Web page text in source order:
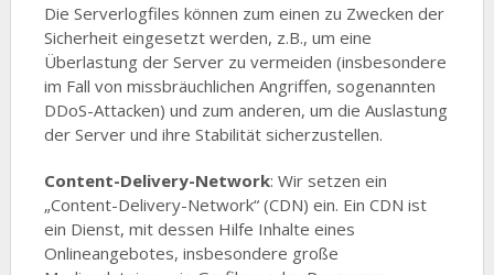
Die Serverlogfiles können zum einen zu Zwecken der
Sicherheit eingesetzt werden, z.B., um eine
Überlastung der Server zu vermeiden (insbesondere
im Fall von missbräuchlichen Angriffen, sogenannten
DDoS-Attacken) und zum anderen, um die Auslastung
der Server und ihre Stabilität sicherzustellen.
Content-Delivery-Network: Wir setzen ein
„Content-Delivery-Network“ (CDN) ein. Ein CDN ist
ein Dienst, mit dessen Hilfe Inhalte eines
Onlineangebotes, insbesondere große